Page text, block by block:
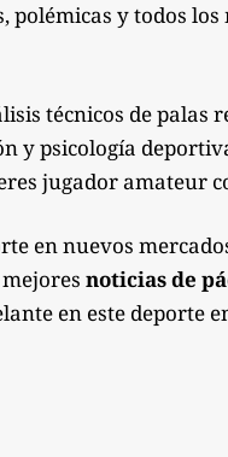
y todos
técnicos de palas
y psicología
jugador amateur
en nuevos
noticias de
en este deporte